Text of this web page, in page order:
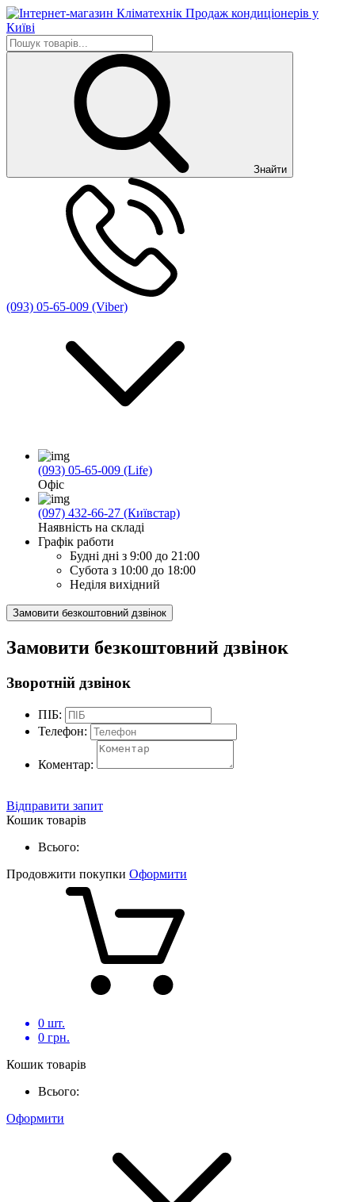
Знайти
(093) 05-65-009 (Viber)
(093) 05-65-009 (Life)
Офіс
(097) 432-66-27 (Київстар)
Наявність на складі
Графік работи
Будні дні з 9:00 до 21:00
Субота з 10:00 до 18:00
Неділя вихідний
Замовити безкоштовний дзвінок
Замовити безкоштовний дзвінок
Зворотній дзвінок
ПІБ:
Телефон:
Коментар:
Відправити запит
Кошик товарів
Всього:
Продовжити покупки Оформити
0 шт.
0 грн.
Кошик товарів
Всього:
Оформити